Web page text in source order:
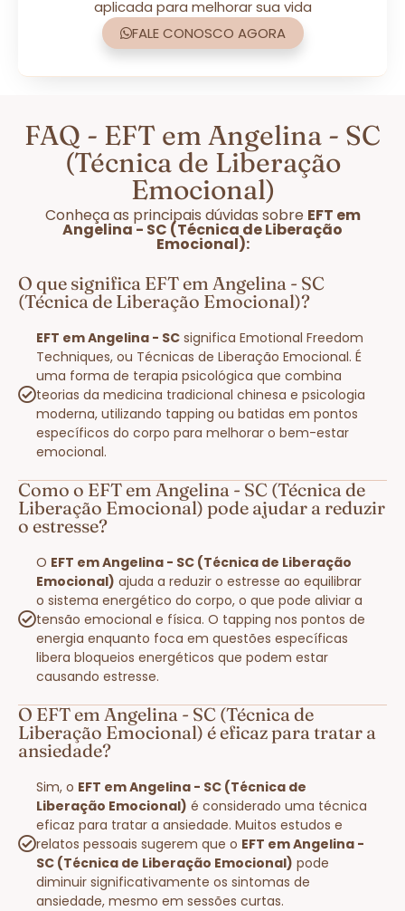
aplicada para melhorar sua vida
FALE CONOSCO AGORA
FAQ - EFT em Angelina - SC
(Técnica de Liberação
Emocional)
Conheça as principais dúvidas sobre EFT em
Angelina - SC (Técnica de Liberação
Emocional):
O que significa EFT em Angelina - SC
(Técnica de Liberação Emocional)?
EFT em Angelina - SC significa Emotional Freedom
Techniques, ou Técnicas de Liberação Emocional. É
uma forma de terapia psicológica que combina
teorias da medicina tradicional chinesa e psicologia
moderna, utilizando tapping ou batidas em pontos
específicos do corpo para melhorar o bem-estar
emocional.
Como o EFT em Angelina - SC (Técnica de
Liberação Emocional) pode ajudar a reduzir
o estresse?
O EFT em Angelina - SC (Técnica de Liberação
Emocional) ajuda a reduzir o estresse ao equilibrar
o sistema energético do corpo, o que pode aliviar a
tensão emocional e física. O tapping nos pontos de
energia enquanto foca em questões específicas
libera bloqueios energéticos que podem estar
causando estresse.
O EFT em Angelina - SC (Técnica de
Liberação Emocional) é eficaz para tratar a
ansiedade?
Sim, o EFT em Angelina - SC (Técnica de
Liberação Emocional) é considerado uma técnica
eficaz para tratar a ansiedade. Muitos estudos e
relatos pessoais sugerem que o EFT em Angelina -
SC (Técnica de Liberação Emocional) pode
diminuir significativamente os sintomas de
ansiedade, mesmo em sessões curtas.